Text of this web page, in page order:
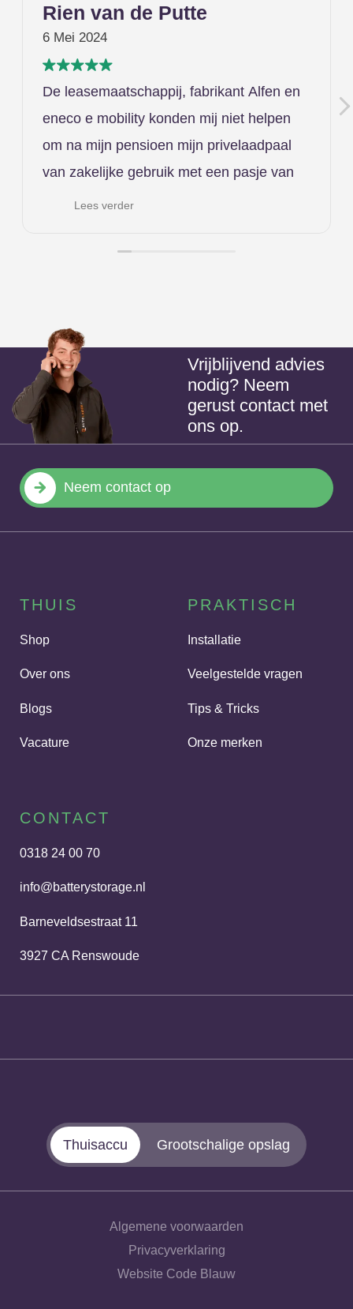
Rien van de Putte
6 Mei 2024
De leasemaatschappij, fabrikant Alfen en
eneco e mobility konden mij niet helpen
om na mijn pensioen mijn privelaadpaal
van zakelijke gebruik met een pasje van
de leasemaatschappij op direct stand
vanuit meterkast zonder tussenkomst van
andere laadpaal kopen of privé hosting
abonnement aangaan met bijvoorbeeld
eneco e mobility. Met de hulp van Bas is
het mij gelukt om dit zelf om te zetten
waardoor een nieuwe laadpaal niet nodig
is.
Top! Bedankt Bas!!
Lees verder
Vrijblijvend advies
nodig? Neem
gerust contact met
ons op.
Neem contact op
THUIS
Shop
Over ons
Blogs
Vacature
PRAKTISCH
Installatie
Veelgestelde vragen
Tips & Tricks
Onze merken
CONTACT
0318 24 00 70
info@batterystorage.nl
Barneveldsestraat 11
3927 CA Renswoude
Thuisaccu Grootschalige opslag
Algemene voorwaarden
Privacyverklaring
Website Code Blauw